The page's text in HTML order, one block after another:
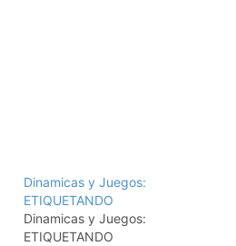
Dinamicas y Juegos:
ETIQUETANDO
Dinamicas y Juegos:
ETIQUETANDO